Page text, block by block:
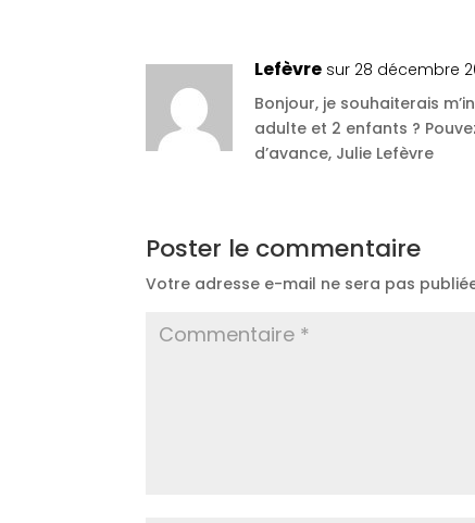
Lefèvre sur 28 décembre
Bonjour, je souhaiterais
adulte et 2 enfants ?
d’avance, Julie Lefèvre
Poster le commentaire
Votre adresse e-mail ne sera pas